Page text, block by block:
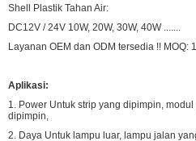
Shell Plastik Tahan Air:
DC12V / 24V 10W, 20W, 30W, 40W .......
Layanan OEM dan ODM tersedia !! MOQ:
Aplikasi:
1. Power Untuk strip yang dipimpin,
dipimpin,
2. Daya Untuk lampu luar, lampu jalan